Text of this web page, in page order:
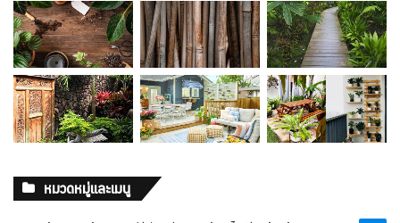
หมวดหมู่และเมนู